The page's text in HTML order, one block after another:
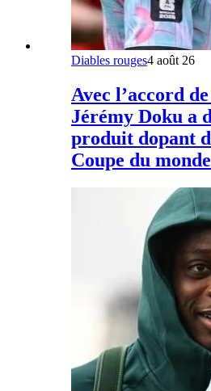
Diables rouges4 août 26
Avec l’accord
Jérémy Doku a
produit dopant
Coupe du